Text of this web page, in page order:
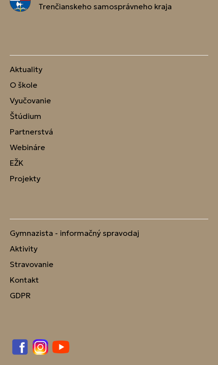
Trenčianskeho samosprávneho kraja
Aktuality
O škole
Vyučovanie
Štúdium
Partnerstvá
Webináre
EŽK
Projekty
Gymnazista - informačný spravodaj
Aktivity
Stravovanie
Kontakt
GDPR
FacebookInstagram
YouTube